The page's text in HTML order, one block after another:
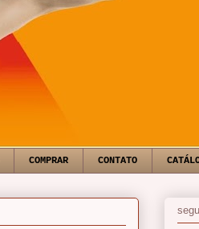
COMPRAR CONTATO